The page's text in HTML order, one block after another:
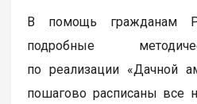
В помощь гражданам
подробные
по реализации «Дачной
пошагово расписаны все